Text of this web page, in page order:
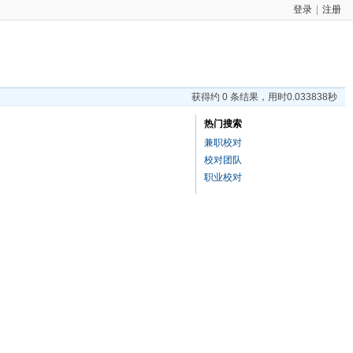
登录 注册
获得约 0 条结果，用时0.033838秒
热门搜索
兼职校对
校对团队
职业校对